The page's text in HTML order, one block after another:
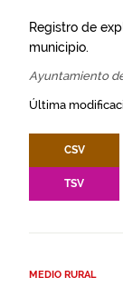
Registro de
municipio.
Ayuntamiento
Última
CSV
TSV
MEDIO RURAL